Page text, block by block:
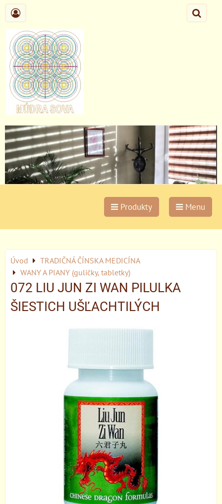
Produkty Menu
Úvod
TRADIČNÁ ČÍNSKA MEDICÍNA
WANY A PIANY (guličky, tabletky)
072 LIU JUN ZI WAN PILULKA
ŠIESTICH UŠĽACHTILÝCH